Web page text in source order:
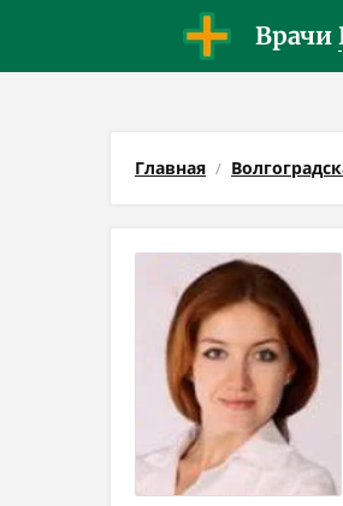
Врачи
Главная